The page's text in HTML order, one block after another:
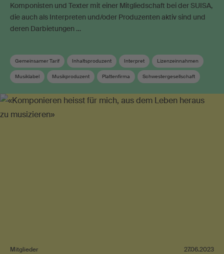
Komponisten und Texter mit einer Mitgliedschaft bei der SUISA,
die auch als Interpreten und/oder Produzenten aktiv sind und
deren Darbietungen …
Gemeinsamer Tarif Inhaltsproduzent Interpret Lizenzeinnahmen
Musiklabel Musikproduzent Plattenfirma Schwestergesellschaft
Mitglieder 27.06.2023